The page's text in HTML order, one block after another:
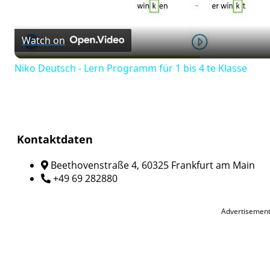
Video
Watch on
Niko Deutsch - Lern Programm für 1 bis 4 te Klasse
Kontaktdaten
Beethovenstraße 4, 60325 Frankfurt am Main
+49 69 282880
Advertisement